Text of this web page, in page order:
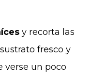
y recorta las
fresco y
verse un poco